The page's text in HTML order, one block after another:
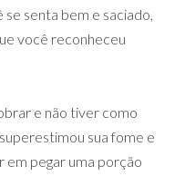
senta bem e saciado,
você reconheceu
e não tiver como
sua fome e
em pegar uma porção